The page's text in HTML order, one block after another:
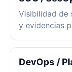
Visibilidad de
y evidencias
DevOps /